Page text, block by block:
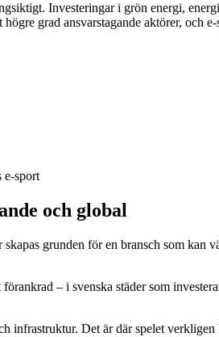
Investeringar i grön energi,
grad ansvarstagande aktörer, och
och global
grunden för en bransch som
– i svenska städer som
infrastruktur. Det är där spelet verkligen